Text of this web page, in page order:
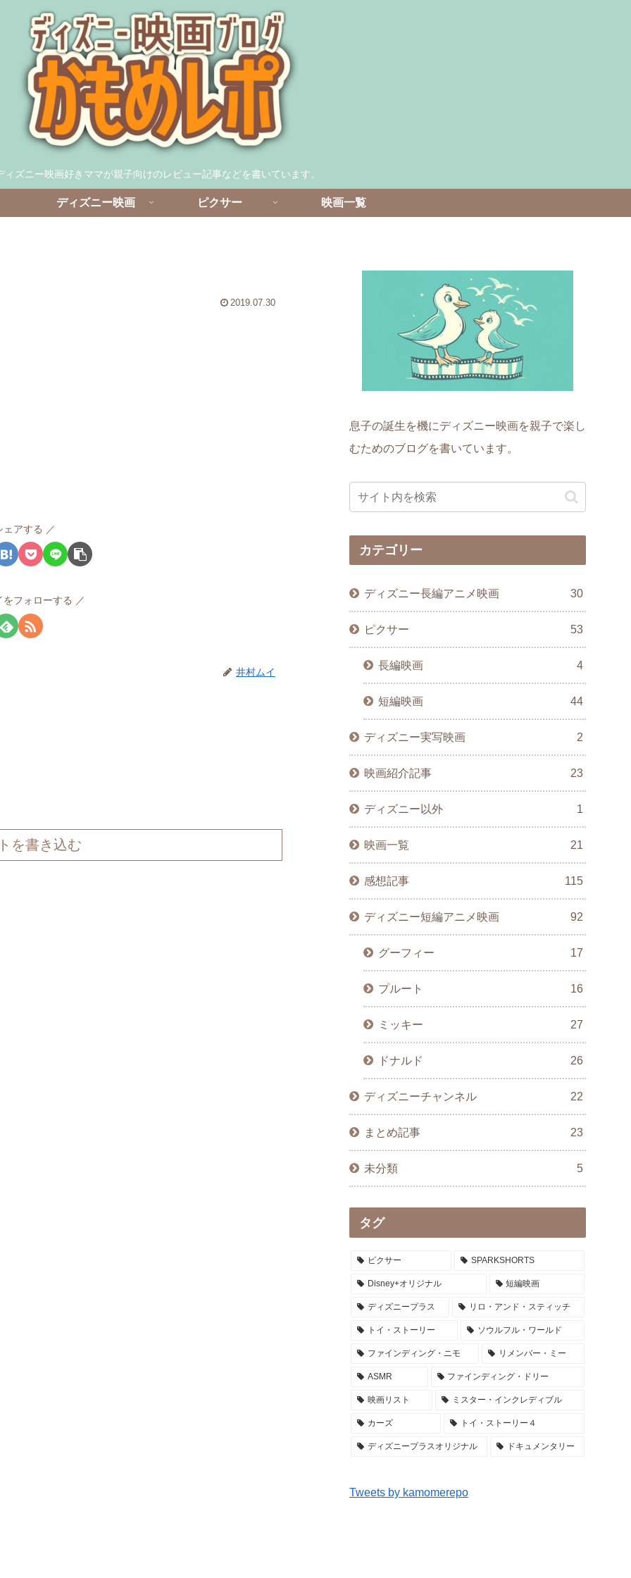
ィズニー映画好きママが親子向けのレビュー記事などを書いています。
ディズニー映画 ピクサー 映画一覧
2019.07.30
ェアする
をフォローする
井村ムイ
を書き込む
息子の誕生を機にディズニー映画を親子で楽し
むためのブログを書いています。
カテゴリー
ディズニー長編アニメ映画 30
ピクサー 53
長編映画 4
短編映画 44
ディズニー実写映画 2
映画紹介記事 23
ディズニー以外 1
映画一覧 21
感想記事 115
ディズニー短編アニメ映画 92
グーフィー 17
プルート 16
ミッキー 27
ドナルド 26
ディズニーチャンネル 22
まとめ記事 23
未分類 5
タグ
ピクサー SPARKSHORTS
Disney+オリジナル 短編映画
ディズニープラス リロ・アンド・スティッチ
トイ・ストーリー ソウルフル・ワールド
ファインディング・ニモ リメンバー・ミー
ASMR ファインディング・ドリー
映画リスト ミスター・インクレディブル
カーズ トイ・ストーリー４
ディズニープラスオリジナル ドキュメンタリー
Tweets by kamomerepo